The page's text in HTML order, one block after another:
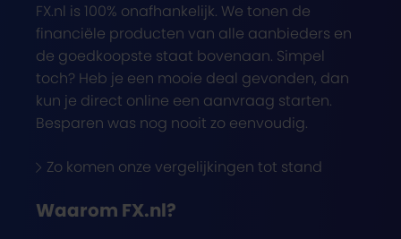
FX.nl is 100% onafhankelijk. We tonen de
financiële producten van alle aanbieders en
de goedkoopste staat bovenaan. Simpel
toch? Heb je een mooie deal gevonden, dan
kun je direct online een aanvraag starten.
Besparen was nog nooit zo eenvoudig.
Zo komen onze vergelijkingen tot stand
Waarom FX.nl?